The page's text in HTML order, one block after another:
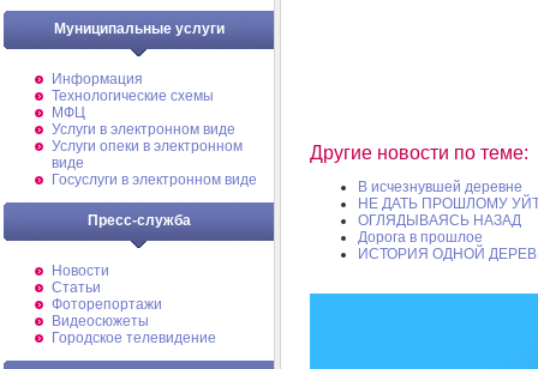
Муниципальные услуги
Информация
Технологические схемы
МФЦ
Услуги в электронном виде
Услуги опеки в электронном
виде
Госуслуги в электронном виде
Пресс-служба
Новости
Статьи
Фоторепортажи
Видеосюжеты
Городское телевидение
Другие новости по теме:
В исчезнувшей деревне
НЕ ДАТЬ ПРОШЛОМУ
ОГЛЯДЫВАЯСЬ НАЗАД
Дорога в прошлое
ИСТОРИЯ ОДНОЙ